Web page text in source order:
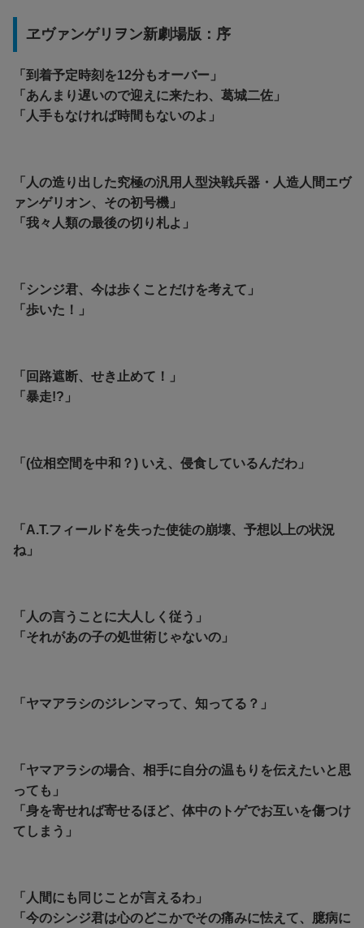
ヱヴァンゲリヲン新劇場版：序
「到着予定時刻を12分もオーバー」
「あんまり遅いので迎えに来たわ、葛城二佐」
「人手もなければ時間もないのよ」
「人の造り出した究極の汎用人型決戦兵器・人造人間エヴ
ァンゲリオン、その初号機」
「我々人類の最後の切り札よ」
「シンジ君、今は歩くことだけを考えて」
「歩いた！」
「回路遮断、せき止めて！」
「暴走!?」
「(位相空間を中和？) いえ、侵食しているんだわ」
「A.T.フィールドを失った使徒の崩壊、予想以上の状況
ね」
「人の言うことに大人しく従う」
「それがあの子の処世術じゃないの」
「ヤマアラシのジレンマって、知ってる？」
「ヤマアラシの場合、相手に自分の温もりを伝えたいと思
っても」
「身を寄せれば寄せるほど、体中のトゲでお互いを傷つけ
てしまう」
「人間にも同じことが言えるわ」
「今のシンジ君は心のどこかでその痛みに怯えて、臆病に